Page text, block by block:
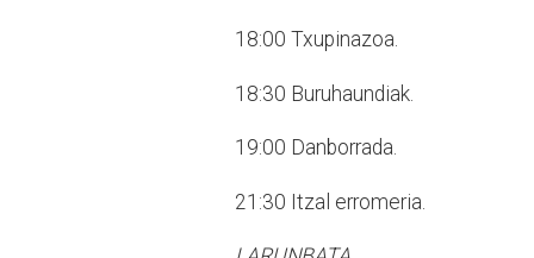
18:00 Txupinazoa.
18:30 Buruhaundiak.
19:00 Danborrada.
21:30 Itzal erromeria.